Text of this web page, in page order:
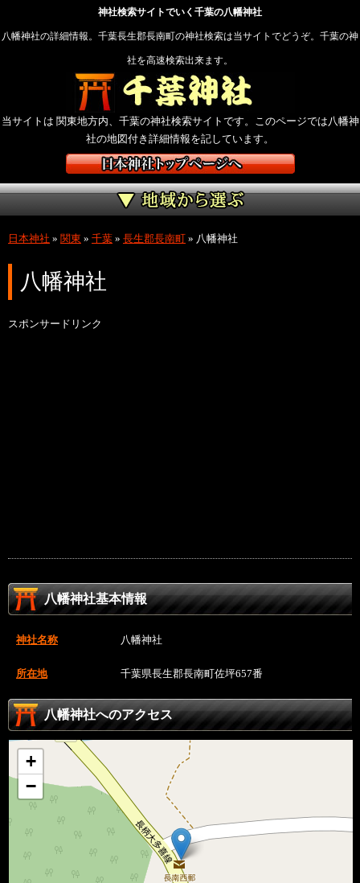
神社検索サイトでいく千葉の八幡神社
八幡神社の詳細情報。千葉長生郡長南町の神社検索は当サイトでどうぞ。千葉の神
社を高速検索出来ます。
当サイトは 関東地方内、千葉の神社検索サイトです。このページでは八幡神
社の地図付き詳細情報を記しています。
日本神社 » 関東 » 千葉 » 長生郡長南町 » 八幡神社
八幡神社
スポンサードリンク
八幡神社基本情報
神社名称 八幡神社
所在地 千葉県長生郡長南町佐坪657番
八幡神社へのアクセス
+
−